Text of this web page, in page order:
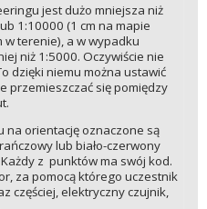
jest dużo mniejsza niż
1:10000 (1 cm na mapie
terenie), a w wypadku
niż 1:5000. Oczywiście nie
dzięki niemu można ustawić
przemieszczać się pomiędzy
na orientację oznaczone są
lub biało-czerwony
z punktów ma swój kod.
za pomocą którego uczestnik
częściej, elektryczny czujnik,